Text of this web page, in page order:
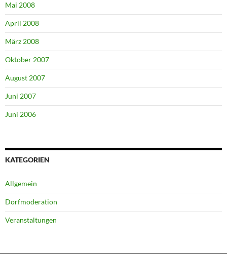
Mai 2008
April 2008
März 2008
Oktober 2007
August 2007
Juni 2007
Juni 2006
KATEGORIEN
Allgemein
Dorfmoderation
Veranstaltungen